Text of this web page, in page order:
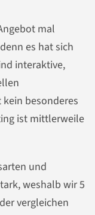
mal
es hat sich
interaktive,
besonderes
ist mittlerweile
und
weshalb wir 5
vergleichen